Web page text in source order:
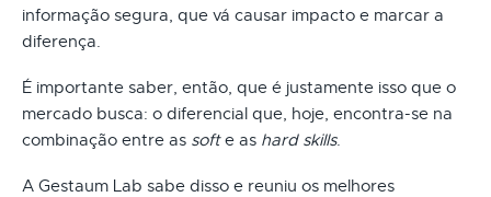
informação segura, que vá causar impacto e marcar a
diferença.
É importante saber, então, que é justamente isso que o
mercado busca: o diferencial que, hoje, encontra-se na
combinação entre as softe as hard skills.
A Gestaum Lab sabe disso e reuniu os melhores